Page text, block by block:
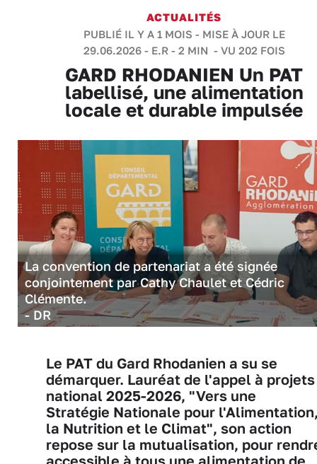
ACTUALITÉS
PUBLIÉ IL Y A 1 MOIS - MISE À JOUR LE
29.06.2026 - E.R- 2 MIN - VU 202 FOIS
GARD RHODANIEN Un PAT
labellisé, une alimentation
locale et durable impulsée
La convention de partenariat a été signée
conjointement par Cathy Chaulet et Cédric
Clémente.
- DR
Le PAT du Gard Rhodanien a su se
démarquer. Lauréat de l'appel à projets
national 2025-2026, "Vers une
Stratégie Nationale pour
la Nutrition et le Climat", son action
repose sur la mutualisation, pour
accessible à tous une alimentation de